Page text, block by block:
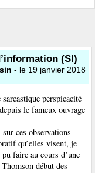
(SI)
- le 19 janvier 2018
perspicacité
le fameux ouvrage
ces observations
qu’elles visent, je
faire au cours d’une
début des